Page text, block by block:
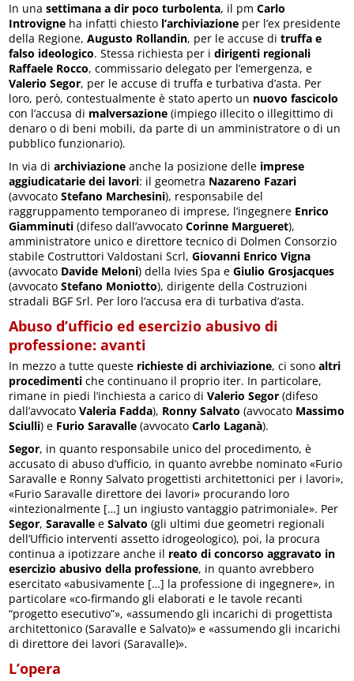
In unasettimana a dir poco turbolenta, il pmCarlo
Introvigne ha infatti chiesto l’archiviazione per l’ex presidente
della Regione,Augusto Rollandin, per le accuse ditruffa e
falso ideologico. Stessa richiesta per idirigenti regionali
Raffaele Rocco, commissario delegato per l’emergenza, e
Valerio Segor, per le accuse di truffa e turbativa d’asta. Per
loro, però, contestualmente è stato aperto un nuovo fascicolo
con l’accusa di malversazione (impiego illecito o illegittimo di
denaro o di beni mobili, da parte di un amministratore o di un
pubblico funzionario).
In via diarchiviazione anche la posizione delle imprese
aggiudicatarie dei lavori: il geometra Nazareno Fazari
(avvocatoStefano Marchesini), responsabile del
raggruppamento temporaneo di imprese, l’ingegnere Enrico
Giamminuti (difeso dall’avvocatoCorinne Margueret),
amministratore unico e direttore tecnico di Dolmen Consorzio
stabile Costruttori Valdostani Scrl,Giovanni Enrico Vigna
(avvocato Davide Meloni) della Ivies Spa eGiulio Grosjacques
(avvocatoStefano Moniotto), dirigente della Costruzioni
stradali BGF Srl. Per loro l’accusa era di turbativa d’asta.
Abuso d’ufficio ed esercizio abusivo di
professione: avanti
In mezzo a tutte queste richieste di archiviazione, ci sonoaltri
procedimenti che continuano il proprio iter. In particolare,
rimane in piedi l’inchiesta a carico diValerio Segor (difeso
dall’avvocatoValeria Fadda), Ronny Salvato (avvocato Massimo
Sciulli) e Furio Saravalle (avvocatoCarlo Laganà).
Segor, in quanto responsabile unico del procedimento, è
accusato di abuso d’ufficio, in quanto avrebbe nominato «Furio
Saravalle e Ronny Salvato progettisti architettonici per i lavori»,
«Furio Saravalle direttore dei lavori» procurando loro
«intezionalmente […] un ingiusto vantaggio patrimoniale». Per
Segor,Saravalle eSalvato (gli ultimi due geometri regionali
dell’Ufficio interventi assetto idrogeologico), poi, la procura
continua a ipotizzare anche il reato di concorso aggravato in
esercizio abusivo della professione, in quanto avrebbero
esercitato «abusivamente […] la professione di ingegnere», in
particolare «co-firmando gli elaborati e le tavole recanti
“progetto esecutivo”», «assumendo gli incarichi di progettista
architettonico (Saravalle e Salvato)» e «assumendo gli incarichi
di direttore dei lavori (Saravalle)».
L’opera